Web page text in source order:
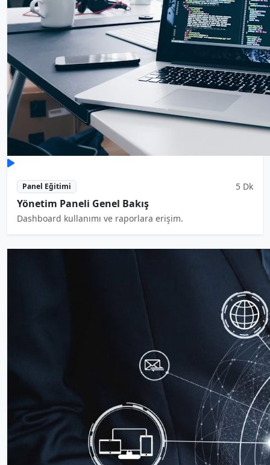
Panel Eğitimi 5 Dk
Yönetim Paneli Genel Bakış
Dashboard kullanımı ve raporlara erişim.